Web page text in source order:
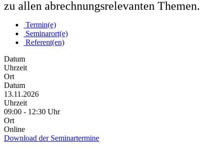
zu allen abrechnungsrelevanten Themen.
Termin(e)
Seminarort(e)
Referent(en)
Datum
Uhrzeit
Ort
Datum
13.11.2026
Uhrzeit
09:00 - 12:30 Uhr
Ort
Online
Download der Seminartermine